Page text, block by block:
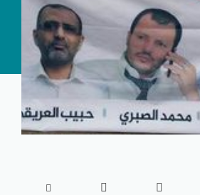


